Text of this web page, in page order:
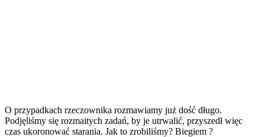
O przypadkach rzeczownika rozmawiamy już dość długo.
Podjęliśmy się rozmaitych zadań, by je utrwalić, przyszedł więc
czas ukoronować starania. Jak to zrobiliśmy? Biegiem ?